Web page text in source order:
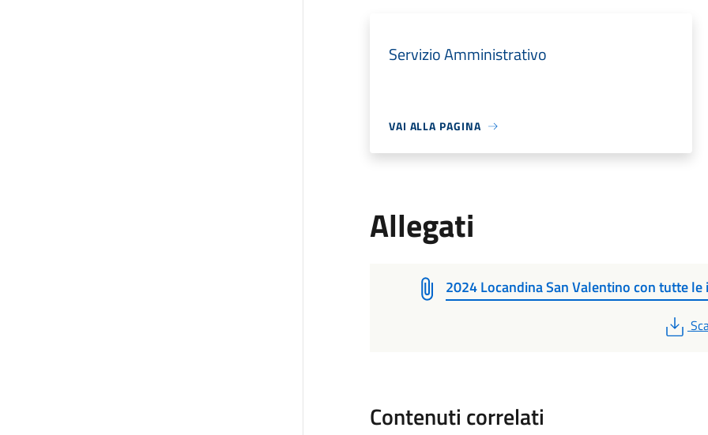
Servizio Amministrativo
VAI ALLA PAGINA
Allegati
2024 Locandina San Valentino con tutte le
Contenuti correlati